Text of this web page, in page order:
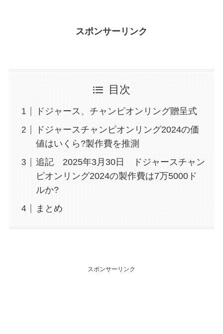
スポンサーリンク
目次
ドジャース、チャンピオンリング贈呈式
ドジャースチャンピオンリング2024の価
値はいくら?製作費を推測
追記 2025年3月30日 ドジャースチャン
ピオンリング2024の製作費は7万5000ド
ルか?
まとめ
スポンサーリンク